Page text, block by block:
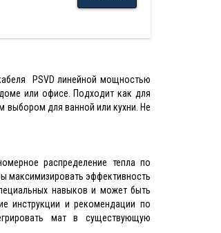
PSVD линейной мощностью
или офисе. Подходит как для
выбором для ванной или кухни. Не
распределение тепла по
максимизировать эффективность
навыков и может быть
инструкции и рекомендации по
мат в существующую